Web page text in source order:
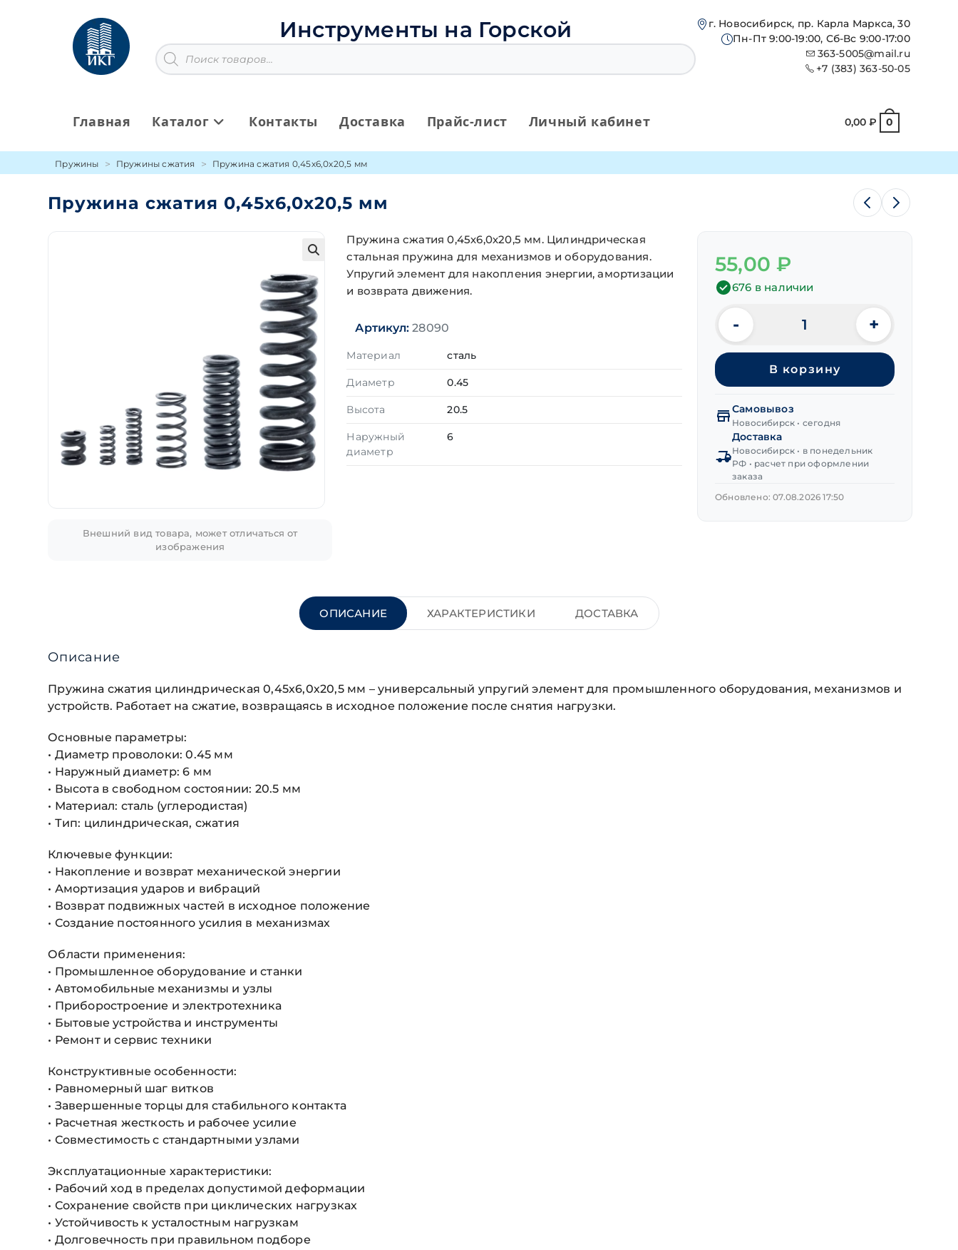
содержимому
Инструменты на Горской
Поиск
товаров
г. Новосибирск, пр. Карла Маркса, 30
Пн-Пт 9:00-19:00, Сб-Вс 9:00-17:00
363-5005@mail.ru
+7 (383) 363-50-05
Главная Каталог Контакты Доставка Прайс-лист Личный кабинет 0,00 ₽ 0
Пружины Пружины сжатия Пружина сжатия 0,45х6,0х20,5 мм
Пружина сжатия 0,45х6,0х20,5 мм
Внешний вид товара, может отличаться от
изображения
Пружина сжатия 0,45х6,0х20,5 мм. Цилиндрическая
стальная пружина для механизмов и оборудования.
Упругий элемент для накопления энергии, амортизации
и возврата движения.
Артикул:28090
Материал сталь
Диаметр 0.45
Высота 20.5
Наружный
диаметр
6
55,00₽
676 в наличии
Количество
товара
Пружина
0,45х6,0х20,5 мм
- +
В корзину
Самовывоз
Новосибирск • сегодня
Доставка
Новосибирск • в понедельник
РФ • расчет при оформлении
заказа
Обновлено: 07.08.2026 17:50
ОПИСАНИЕ ХАРАКТЕРИСТИКИ ДОСТАВКА
Описание
Пружина сжатия цилиндрическая 0,45х6,0х20,5 мм – универсальный упругий элемент для промышленного оборудования, механизмов и
устройств. Работает на сжатие, возвращаясь в исходное положение после снятия нагрузки.
Основные параметры:
• Диаметр проволоки: 0.45 мм
• Наружный диаметр: 6 мм
• Высота в свободном состоянии: 20.5 мм
• Материал: сталь (углеродистая)
• Тип: цилиндрическая, сжатия
Ключевые функции:
• Накопление и возврат механической энергии
• Амортизация ударов и вибраций
• Возврат подвижных частей в исходное положение
• Создание постоянного усилия в механизмах
Области применения:
• Промышленное оборудование и станки
• Автомобильные механизмы и узлы
• Приборостроение и электротехника
• Бытовые устройства и инструменты
• Ремонт и сервис техники
Конструктивные особенности:
• Равномерный шаг витков
• Завершенные торцы для стабильного контакта
• Расчетная жесткость и рабочее усилие
• Совместимость с стандартными узлами
Эксплуатационные характеристики:
• Рабочий ход в пределах допустимой деформации
• Сохранение свойств при циклических нагрузках
• Устойчивость к усталостным нагрузкам
• Долговечность при правильном подборе